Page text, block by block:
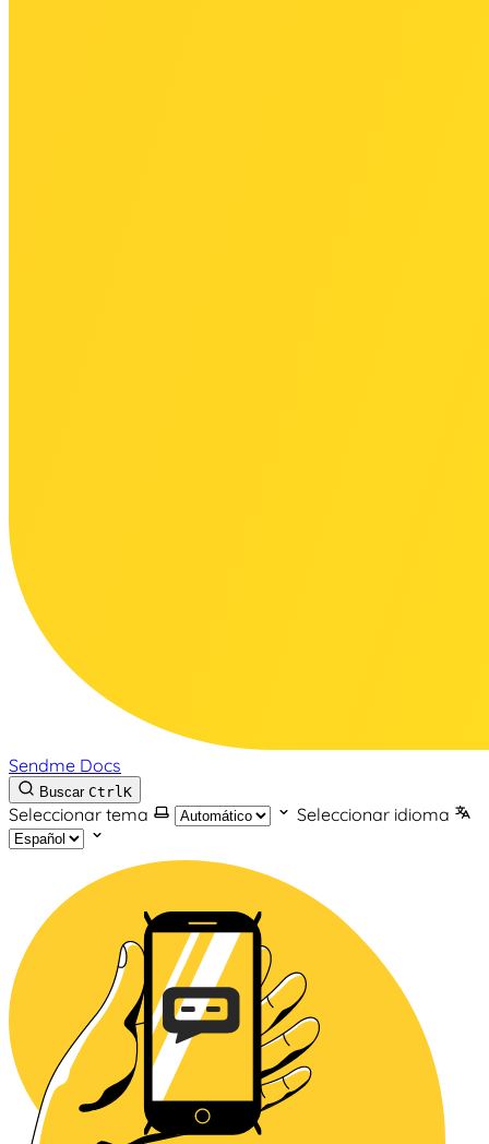
Sendme Docs
Buscar CtrlK
Seleccionar tema Seleccionar idioma